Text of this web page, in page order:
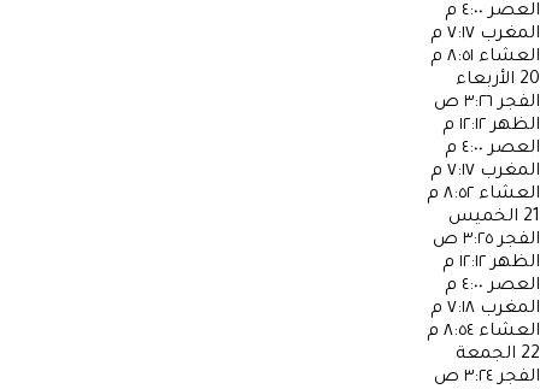
العصر ٤:٠٠ م
المغرب ٧:١٧ م
العشاء ٨:٥١ م
20 الأربعاء
الفجر ٣:٢٦ ص
الظهر ١٢:١٢ م
العصر ٤:٠٠ م
المغرب ٧:١٧ م
العشاء ٨:٥٢ م
21 الخميس
الفجر ٣:٢٥ ص
الظهر ١٢:١٢ م
العصر ٤:٠٠ م
المغرب ٧:١٨ م
العشاء ٨:٥٤ م
22 الجمعة
الفجر ٣:٢٤ ص